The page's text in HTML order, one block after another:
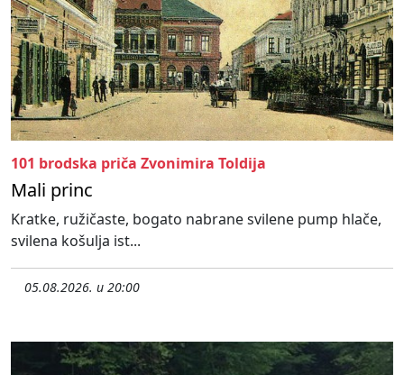
101 brodska priča Zvonimira Toldija
Mali princ
Kratke, ružičaste, bogato nabrane svilene pump hlače,
svilena košulja ist...
05.08.2026. u 20:00